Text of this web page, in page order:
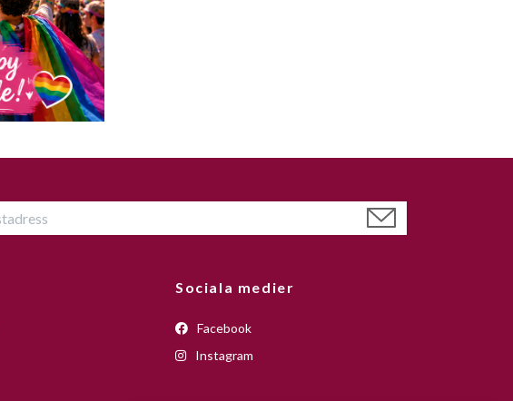
Sociala medier
Facebook
Instagram